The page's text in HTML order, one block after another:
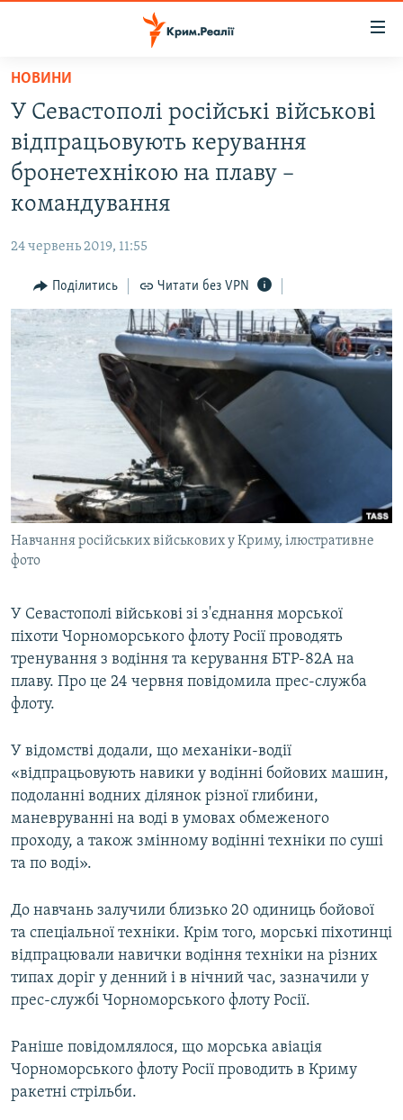
Перейти
основного
матеріалу
Перейти
до
основної
Перейти
пошуку
ВІДЕО ТА ФОТО
ПОГЛЯД
ІНТЕРВ'Ю
ВСЕ ЗА ДЕНЬ
СПЕЦПРОЕКТИ
ВІДЕОУРОКИ «ELIFBE»
УКРАЇНСЬКА ПРОБЛЕМА КРИМУ
ІНФОГРАФІКА
ЯК ОБІЙТИ БЛОКУВАННЯ
ДОЛУЧАЙСЯ!
НОВИНИ
У Севастополі російські військові
відпрацьовують керування
бронетехнікою на плаву –
командування
24 червень 2019, 11:55
Поділитись Читати без VPN
Навчання російських військових у Криму, ілюстративне
фото
У Севастополі військові зі з'єднання морської
піхоти Чорноморського флоту Росії проводять
тренування з водіння та керування БТР-82А на
плаву. Про це 24 червня повідомила прес-служба
флоту.
У відомстві додали, що механіки-водії
«відпрацьовують навики у водінні бойових машин,
подоланні водних ділянок різної глибини,
маневруванні на воді в умовах обмеженого
проходу, а також змінному водінні техніки по суші
та по воді».
До навчань залучили близько 20 одиниць бойової
та спеціальної техніки. Крім того, морські піхотинці
відпрацювали навички водіння техніки на різних
типах доріг у денний і в нічний час, зазначили у
прес-службі Чорноморського флоту Росії.
Раніше повідомлялося, що морська авіація
Чорноморського флоту Росії проводить в Криму
ракетні стрільби.